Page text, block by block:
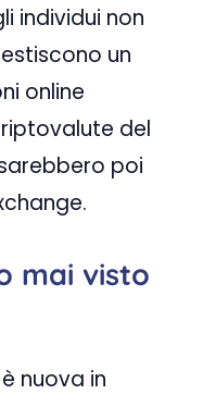
individui non
un
online
del
poi
mai visto
nuova in